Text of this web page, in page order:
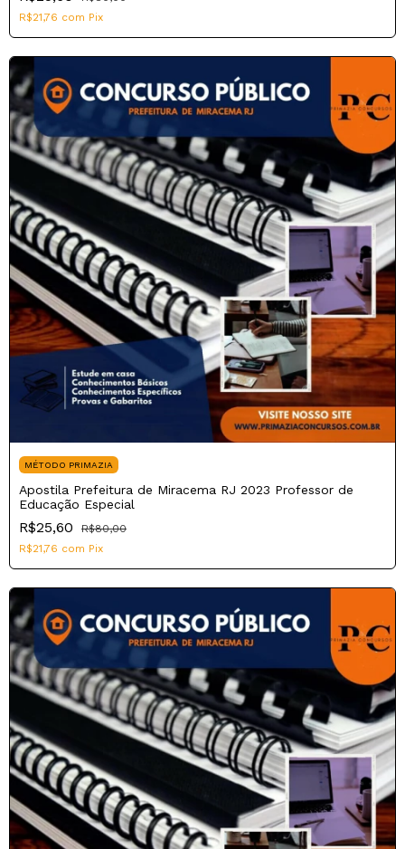
R$21,76 com Pix
MÉTODO PRIMAZIA
Apostila Prefeitura de Miracema RJ 2023 Professor de
Educação Especial
R$25,60
R$80,00
R$21,76 com Pix